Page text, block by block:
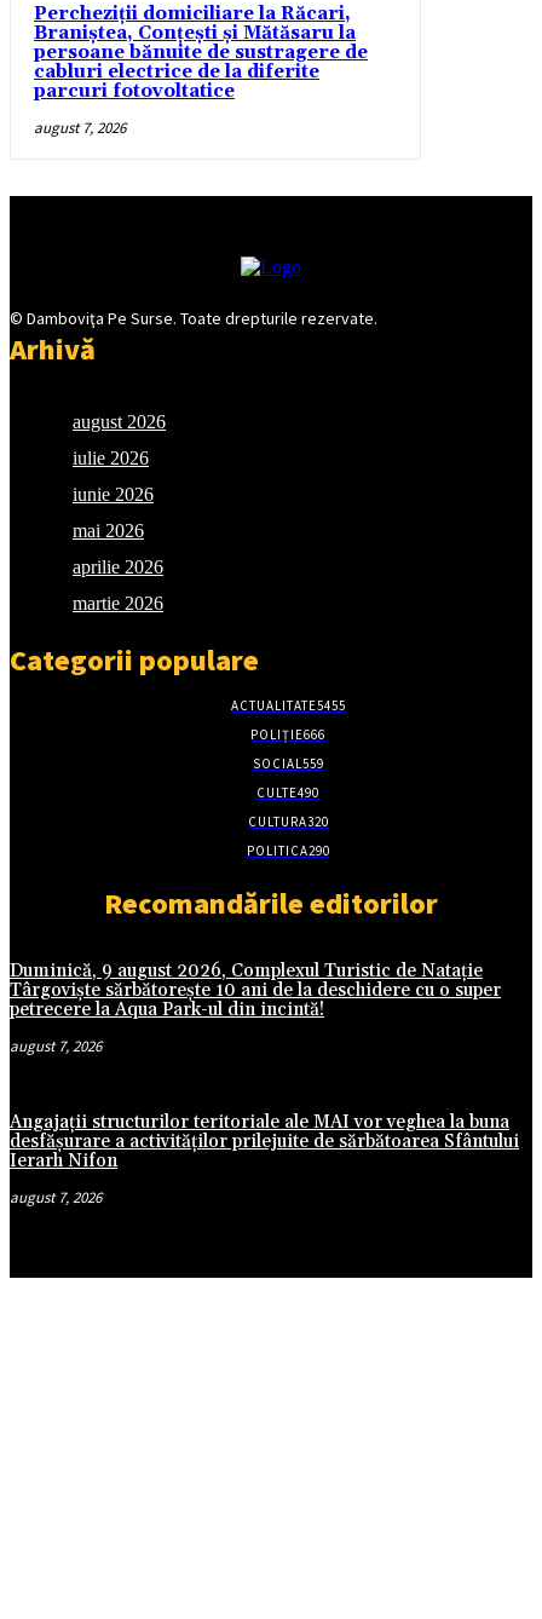
Percheziții domiciliare la Răcari,
Braniștea, Conțești și Mătăsaru la
persoane bănuite de sustragere de
cabluri electrice de la diferite
parcuri fotovoltatice
august 7, 2026
© Damboviţa Pe Surse. Toate drepturile rezervate.
Arhivă
august 2026
iulie 2026
iunie 2026
mai 2026
aprilie 2026
martie 2026
Categorii populare
ACTUALITATE5455
POLIȚIE666
SOCIAL 559
CULTE490
CULTURA320
POLITICA290
Recomandările editorilor
Duminică, 9 august 2026, Complexul Turistic de Natație
Târgoviște sărbătorește 10 ani de la deschidere cu o super
petrecere la Aqua Park-ul din incintă!
august 7, 2026
Angajații structurilor teritoriale ale MAI vor veghea la buna
desfășurare a activităților prilejuite de sărbătoarea Sfântului
Ierarh Nifon
august 7, 2026